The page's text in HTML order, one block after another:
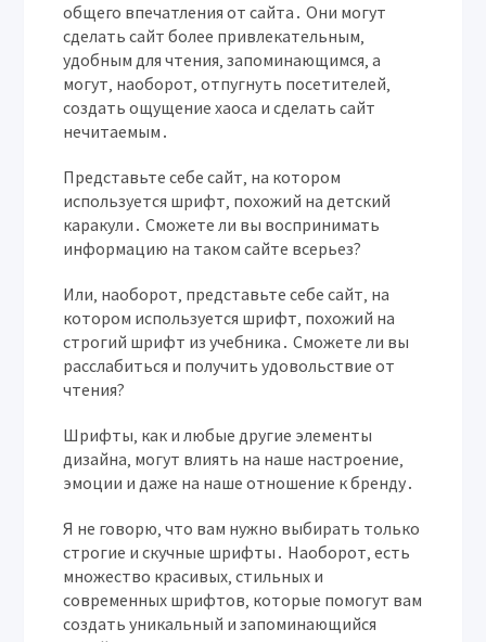
общего впечатления от сайта․ Они могут
сделать сайт более привлекательным‚
удобным для чтения‚ запоминающимся‚ а
могут‚ наоборот‚ отпугнуть посетителей‚
создать ощущение хаоса и сделать сайт
нечитаемым․
Представьте себе сайт‚ на котором
используется шрифт‚ похожий на детский
каракули․ Сможете ли вы воспринимать
информацию на таком сайте всерьез?
Или‚ наоборот‚ представьте себе сайт‚ на
котором используется шрифт‚ похожий на
строгий шрифт из учебника․ Сможете ли вы
расслабиться и получить удовольствие от
чтения?
Шрифты‚ как и любые другие элементы
дизайна‚ могут влиять на наше настроение‚
эмоции и даже на наше отношение к бренду․
Я не говорю‚ что вам нужно выбирать только
строгие и скучные шрифты․ Наоборот‚ есть
множество красивых‚ стильных и
современных шрифтов‚ которые помогут вам
создать уникальный и запоминающийся